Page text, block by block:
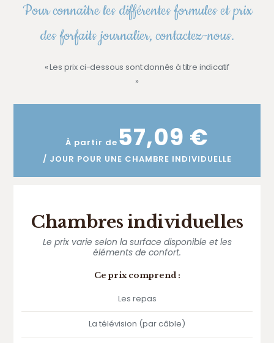
Pour connaître les différentes formules et prix
des forfaits journalier, contactez-nous.
« Les prix ci-dessous sont donnés à titre indicatif
»
À partir de 57,09 €
/ JOUR POUR UNE CHAMBRE INDIVIDUELLE
Chambres individuelles
Le prix varie selon la surface disponible et les
éléments de confort.
Ce prix comprend :
Les repas
La télévision (par câble)